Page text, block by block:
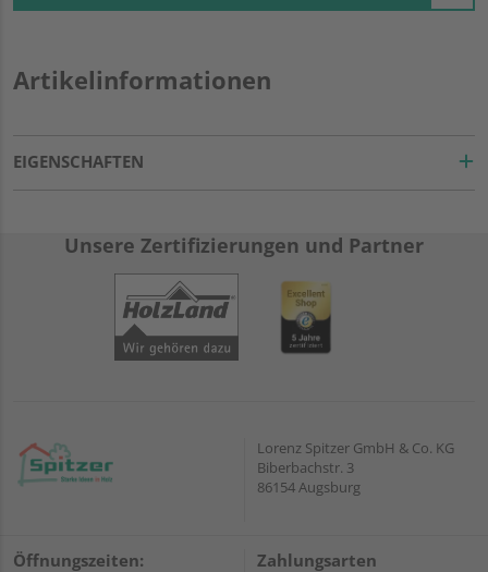
Artikelinformationen
EIGENSCHAFTEN
Unsere Zertifizierungen und Partner
Lorenz Spitzer GmbH & Co. KG
Biberbachstr. 3
86154 Augsburg
Öffnungszeiten: Zahlungsarten